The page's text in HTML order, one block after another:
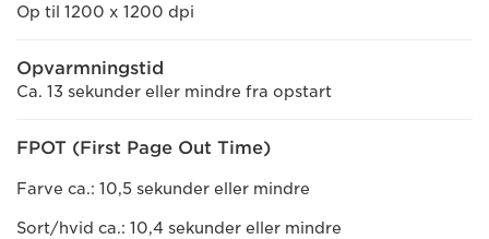
Op til 1200 x 1200 dpi
Opvarmningstid
Ca. 13 sekunder eller mindre fra opstart
FPOT (First Page Out Time)
Farve ca.: 10,5 sekunder eller mindre
Sort/hvid ca.: 10,4 sekunder eller mindre